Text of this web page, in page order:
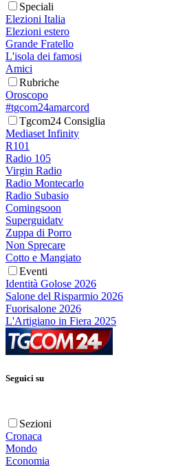
Speciali
Elezioni Italia
Elezioni estero
Grande Fratello
L'isola dei famosi
Amici
Rubriche
Oroscopo
#tgcom24amarcord
Tgcom24 Consiglia
Mediaset Infinity
R101
Radio 105
Virgin Radio
Radio Montecarlo
Radio Subasio
Comingsoon
Superguidatv
Zuppa di Porro
Non Sprecare
Cotto e Mangiato
Eventi
Identità Golose 2026
Salone del Risparmio 2026
Fuorisalone 2026
L'Artigiano in Fiera 2025
Seguici su
Sezioni
Cronaca
Mondo
Economia